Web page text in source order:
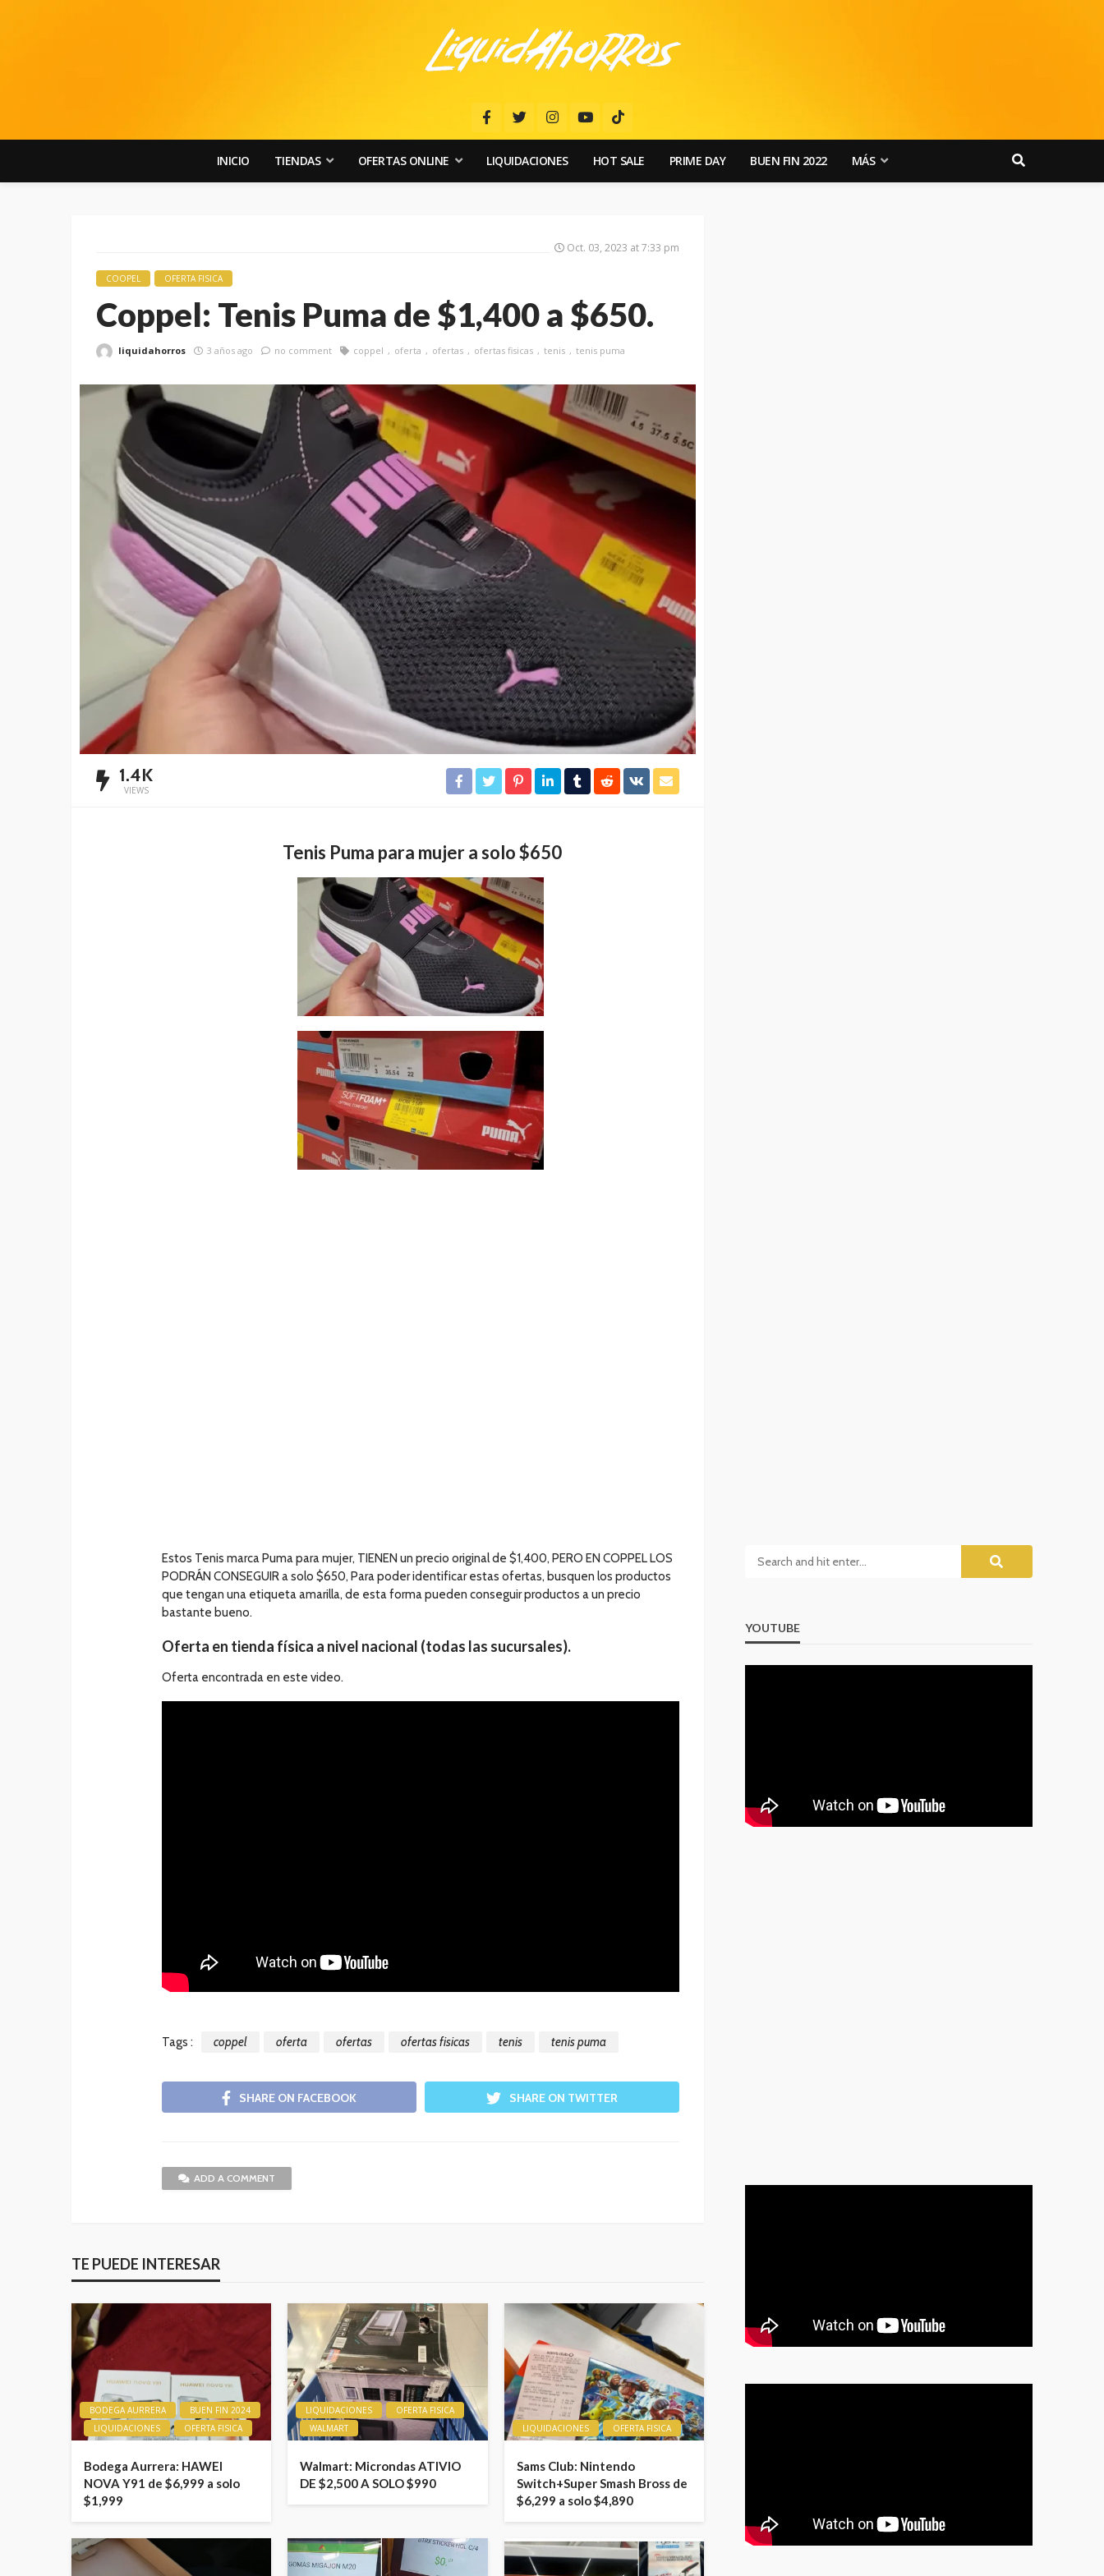
INICIO TIENDAS OFERTAS ONLINE LIQUIDACIONES HOT SALE PRIME DAY BUEN FIN 2022 MÁS
Oct. 03, 2023 at 7:33 pm
COOPEL OFERTA FISICA
Coppel: Tenis Puma de $1,400 a $650.
liquidahorros 3 años ago no comment coppel oferta ofertas ofertas fisicas tenis tenis puma
1.4K
VIEWS
Tenis Puma para mujer a solo $650
Estos Tenis marca Puma para mujer, TIENEN un precio original de $1,400, PERO EN COPPEL LOS
PODRÁN CONSEGUIR a solo $650, Para poder identificar estas ofertas, busquen los productos
que tengan una etiqueta amarilla, de esta forma pueden conseguir productos a un precio
bastante bueno.
Oferta en tienda física a nivel nacional (todas las sucursales).
Oferta encontrada en este video.
Tags : coppel oferta ofertas ofertas fisicas tenis tenis puma
SHARE ON FACEBOOK SHARE ON TWITTER
ADD A COMMENT
TE PUEDE INTERESAR
BODEGA AURRERA
BUEN FIN 2024
LIQUIDACIONES
OFERTA FISICA
Bodega Aurrera: HAWEI
NOVA Y91 de $6,999 a solo
$1,999
LIQUIDACIONES
OFERTA FISICA
WALMART
Walmart: Microndas ATIVIO
DE $2,500 A SOLO $990
LIQUIDACIONES OFERTA FISICA
Sams Club: Nintendo
Switch+Super Smash Bross de
$6,299 a solo $4,890
YOUTUBE